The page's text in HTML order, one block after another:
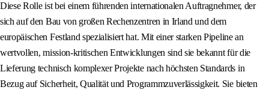
Diese Rolle ist bei einem führenden internationalen Auftragnehmer, der
sich auf den Bau von großen Rechenzentren in Irland und dem
europäischen Festland spezialisiert hat. Mit einer starken Pipeline an
wertvollen, mission-kritischen Entwicklungen sind sie bekannt für die
Lieferung technisch komplexer Projekte nach höchsten Standards in
Bezug auf Sicherheit, Qualität und Programmzuverlässigkeit. Sie bieten